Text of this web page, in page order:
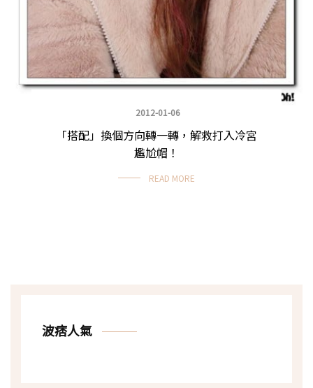
2012-01-06
「搭配」換個方向轉一轉，解救打入冷宮
尷尬帽！
READ MORE
波痞人氣